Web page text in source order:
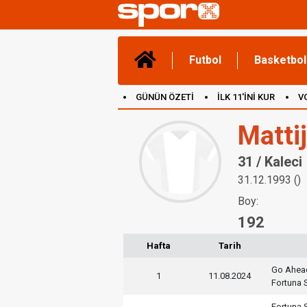
Futbol Basketbol
GÜNÜN ÖZETİ İLK 11'İNİ KUR
31 / Kaleci
31.12.1993 ()
Boy:
192
Hafta Tarih
1 11.08.2024
Go
Fortuna